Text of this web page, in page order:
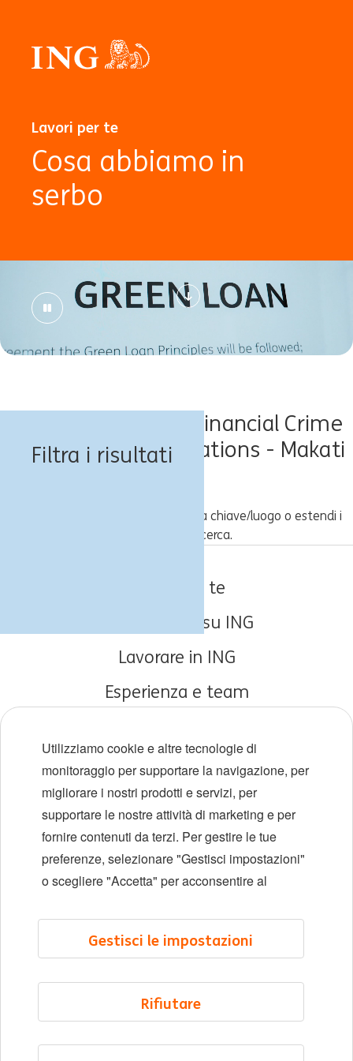
Lavori per te
Cosa abbiamo in
serbo
Filtra i risultati
Offerte di lavoro - Financial Crime
Prevention Investigations - Makati
Prova un'altra combinazione parola chiave/luogo o estendi i
tuoi criteri di ricerca.
Lavori per te
Informazioni su ING
Lavorare in ING
Esperienza e team
Diversità e inclusione
Sedi
Eventi
©2026 ING
Mappa del sito
Informativa sulla privacy
Utilizziamo cookie e altre tecnologie di
monitoraggio per supportare la navigazione, per
migliorare i nostri prodotti e servizi, per
supportare le nostre attività di marketing e per
fornire contenuti da terzi. Per gestire le tue
preferenze, selezionare "Gestisci impostazioni"
o scegliere "Accetta" per acconsentire al
Rifiutare
Gestisci le impostazioni